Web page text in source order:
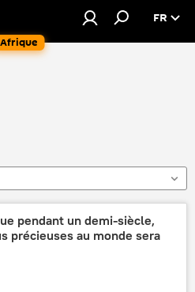
Afrique
FR
pendant un demi-siècle,
précieuses au monde sera